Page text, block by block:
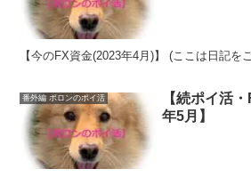
【今のFX資金(2023年4月)】 (ここは日記を
番外編 ポロンのポイ活
【続ポイ活
年5月】